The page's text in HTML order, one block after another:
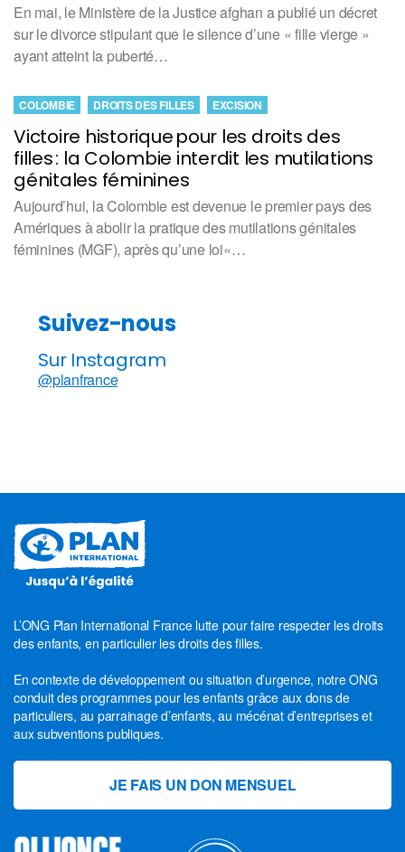
En mai, le Ministère de la Justice afghan a publié un décret
sur le divorce stipulant que le silence d’une « fille vierge »
ayant atteint la puberté…
Victoire historique pour les droits des
filles : la Colombie interdit les mutilations
génitales féminines
COLOMBIE DROITS DES FILLES EXCISION
Aujourd’hui, la Colombie est devenue le premier pays des
Amériques à abolir la pratique des mutilations génitales
féminines (MGF), après qu’une loi«…
Suivez-nous
Sur Instagram
@planfrance
L’ONG Plan International France lutte pour faire respecter les droits
des enfants, en particulier les droits des filles.
En contexte de développement ou situation d’urgence, notre ONG
conduit des programmes pour les enfants grâce aux dons de
particuliers, au parrainage d’enfants, au mécénat d’entreprises et
aux subventions publiques.
JE FAIS UN DON MENSUEL